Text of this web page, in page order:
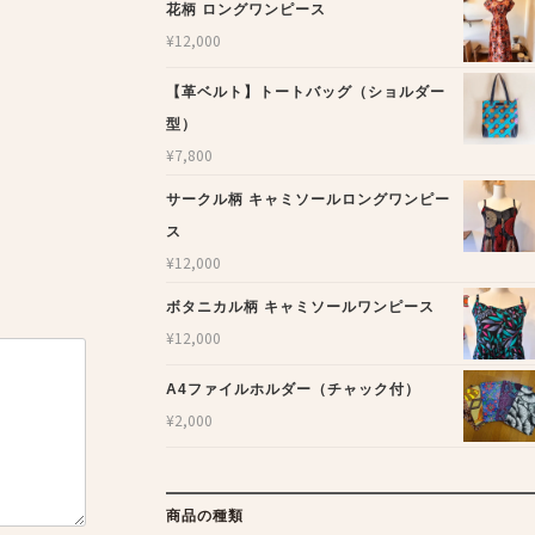
花柄 ロングワンピース
¥12,000
【革ベルト】トートバッグ（ショルダー
型）
¥7,800
サークル柄 キャミソールロングワンピー
ス
¥12,000
ボタニカル柄 キャミソールワンピース
¥12,000
A4ファイルホルダー（チャック付）
¥2,000
商品の種類